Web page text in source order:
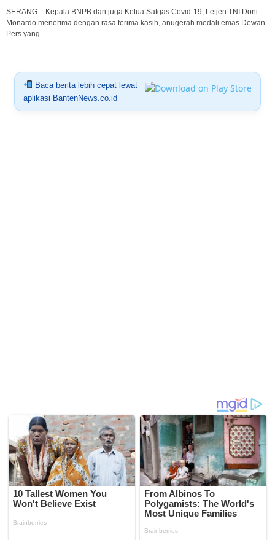
SERANG – Kepala BNPB dan juga Ketua Satgas Covid-19, Letjen TNI Doni
Monardo menerima dengan rasa terima kasih, anugerah medali emas Dewan
Pers yang...
Baca berita lebih cepat lewat
aplikasi BantenNews.co.id